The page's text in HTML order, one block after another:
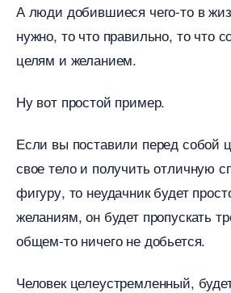
А люди добившиеся чего-то в
нужно, то что правильно, то что
целям и желанием.
Ну вот простой пример.
Если вы поставили перед собой
свое тело и получить отличную
фигуру, то неудачник будет
желаниям, он будет пропускать
общем-то ничего не добьется.
Человек целеустремленный,